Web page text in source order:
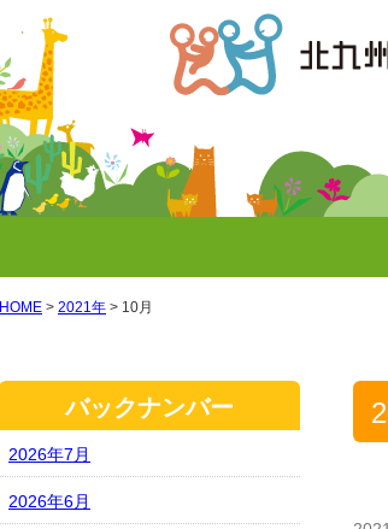
HOME > 2021年 > 10月
バックナンバー
2026年7月
2026年6月